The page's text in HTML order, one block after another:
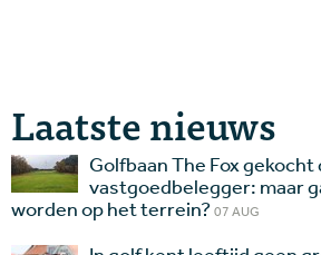
Laatste nieuws
Golfbaan The Fox
vastgoedbelegger: maar
worden op het terrein?07 AUG